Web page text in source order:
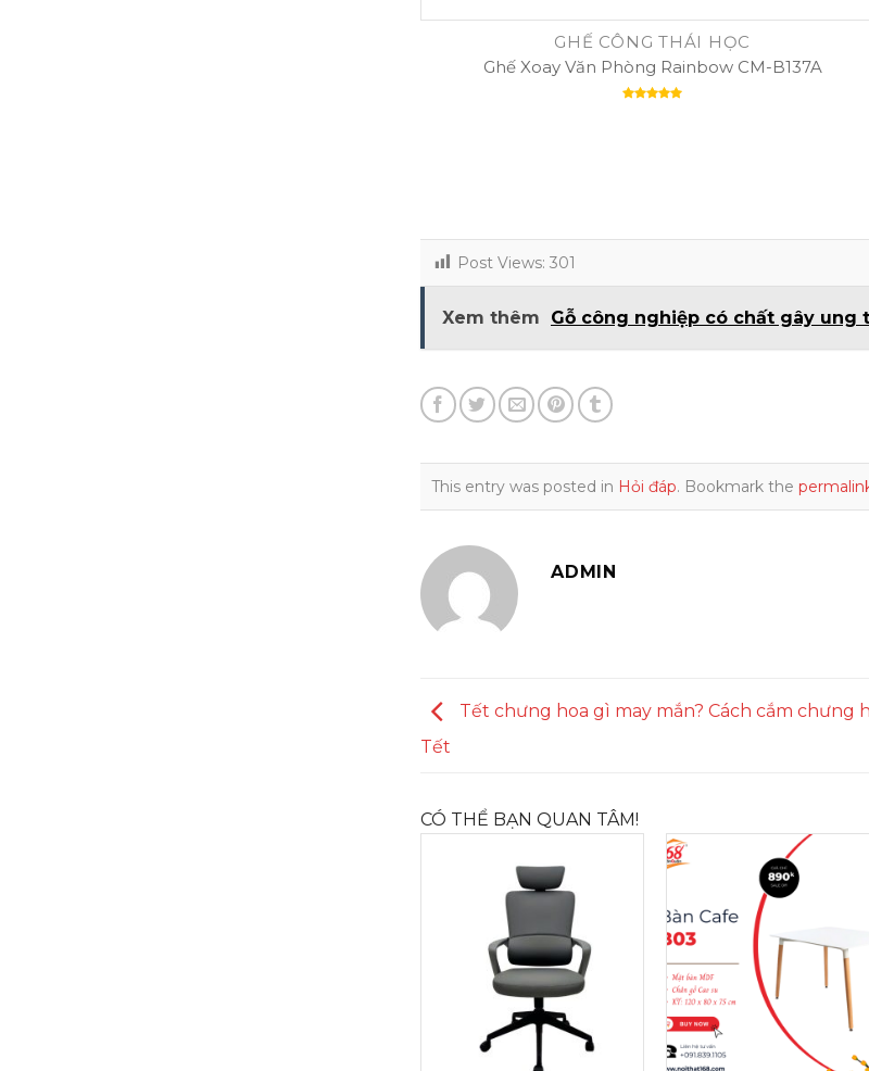
GHẾ CÔNG THÁI HỌC
Ghế Xoay Văn Phòng Rainbow CM-B137A
Post Views: 301
Xem thêm Gỗ công nghiệp có chất gây ung
This entry was posted in Hỏi đáp. Bookmark the
ADMIN
Tết chưng hoa gì may mắn? Cách cắm chưng
Tết
CÓ THỂ BẠN QUAN TÂM!